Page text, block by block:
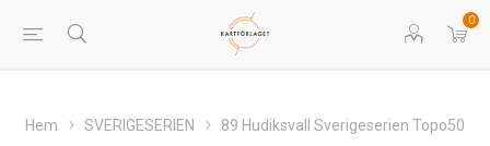
0
Hem SVERIGESERIEN 89 Hudiksvall Sverigeserien Topo50